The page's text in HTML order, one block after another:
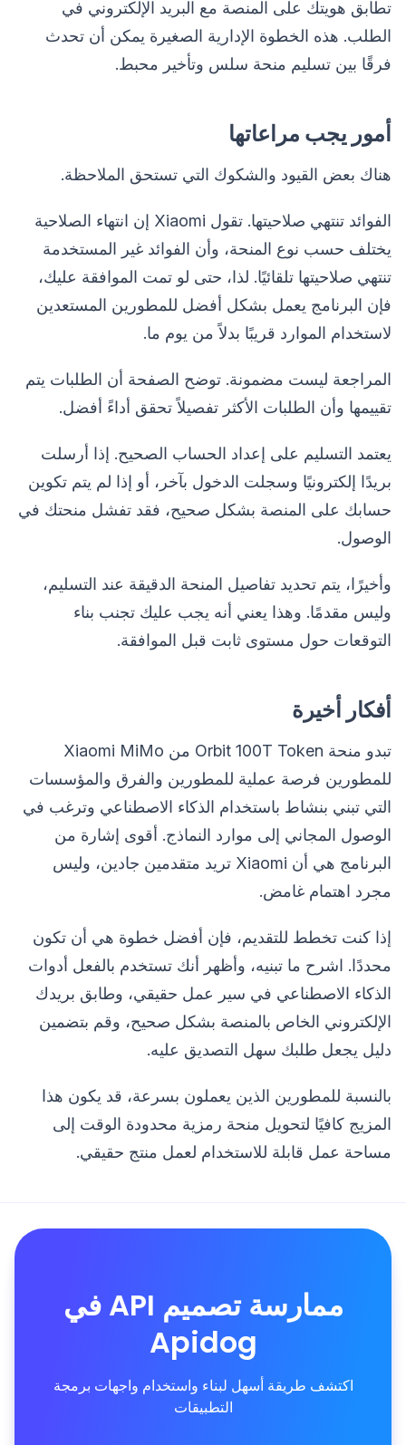
تطابق هويتك على المنصة مع البريد الإلكتروني في
الطلب. هذه الخطوة الإدارية الصغيرة يمكن أن تحدث
فرقًا بين تسليم منحة سلس وتأخير محبط.
أمور يجب مراعاتها
هناك بعض القيود والشكوك التي تستحق الملاحظة.
الفوائد تنتهي صلاحيتها. تقول Xiaomi إن انتهاء الصلاحية
يختلف حسب نوع المنحة، وأن الفوائد غير المستخدمة
تنتهي صلاحيتها تلقائيًا. لذا، حتى لو تمت الموافقة عليك،
فإن البرنامج يعمل بشكل أفضل للمطورين المستعدين
لاستخدام الموارد قريبًا بدلاً من يوم ما.
المراجعة ليست مضمونة. توضح الصفحة أن الطلبات يتم
تقييمها وأن الطلبات الأكثر تفصيلاً تحقق أداءً أفضل.
يعتمد التسليم على إعداد الحساب الصحيح. إذا أرسلت
بريدًا إلكترونيًا وسجلت الدخول بآخر، أو إذا لم يتم تكوين
حسابك على المنصة بشكل صحيح، فقد تفشل منحتك في
الوصول.
وأخيرًا، يتم تحديد تفاصيل المنحة الدقيقة عند التسليم،
وليس مقدمًا. وهذا يعني أنه يجب عليك تجنب بناء
التوقعات حول مستوى ثابت قبل الموافقة.
أفكار أخيرة
تبدو منحة Orbit 100T Token من Xiaomi MiMo
للمطورين فرصة عملية للمطورين والفرق والمؤسسات
التي تبني بنشاط باستخدام الذكاء الاصطناعي وترغب في
الوصول المجاني إلى موارد النماذج. أقوى إشارة من
البرنامج هي أن Xiaomi تريد متقدمين جادين، وليس
مجرد اهتمام غامض.
إذا كنت تخطط للتقديم، فإن أفضل خطوة هي أن تكون
محددًا. اشرح ما تبنيه، وأظهر أنك تستخدم بالفعل أدوات
الذكاء الاصطناعي في سير عمل حقيقي، وطابق بريدك
الإلكتروني الخاص بالمنصة بشكل صحيح، وقم بتضمين
دليل يجعل طلبك سهل التصديق عليه.
بالنسبة للمطورين الذين يعملون بسرعة، قد يكون هذا
المزيج كافيًا لتحويل منحة رمزية محدودة الوقت إلى
مساحة عمل قابلة للاستخدام لعمل منتج حقيقي.
ممارسة تصميم API في
Apidog
اكتشف طريقة أسهل لبناء واستخدام واجهات برمجة
التطبيقات